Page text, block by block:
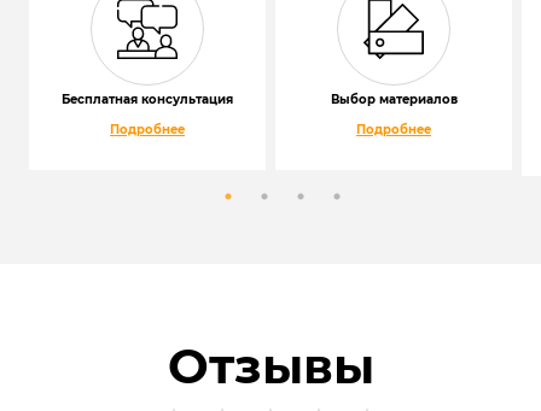
Бесплатная консультация
Подробнее
Выбор материалов
Подробнее
Отзывы